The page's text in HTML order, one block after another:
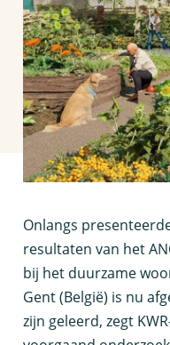
Onlangs
resultaten van het
bij het duurzame
Gent (België) is nu
zijn geleerd, zegt